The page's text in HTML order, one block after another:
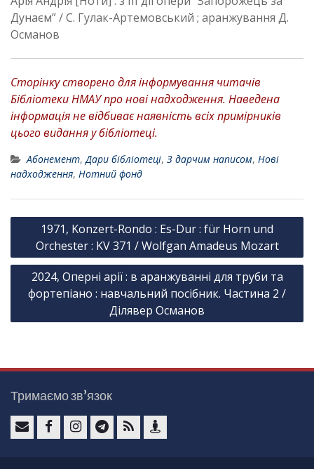
Дунаєм” / С. Гулак-Артемовський ; аранжування Д.
Османов
Сторінку створено для інформування читачів
Бібліотеки НМАУ про нові надходження. Наведена
інформація не відбиває наявність всіх примірників
цього видання у бібліотеці.
Абонемент,Дари бібліотеці, З дарчим написом, Нові
надходження, Нотний фонд
Н
в
а
і
я
а
1971, Konzert-Rondo : Es-Dur : für Horn und
Orchester : KV 371 / Wolfgan Amadeus Mozart
2024, Оперні арії : в аранжуванні для труби та
фортепіано : навчальний посібник. Частина 2 /
Ділявер Османов
Тримаємо зв’язок